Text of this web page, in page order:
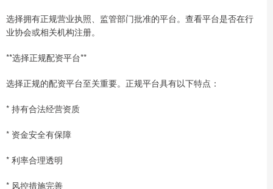
选择拥有正规营业执照、监管部门批准的平台。查看平台是否在行
业协会或相关机构注册。
**选择正规配资平台**
选择正规的配资平台至关重要。正规平台具有以下特点：
* 持有合法经营资质
* 资金安全有保障
* 利率合理透明
* 风控措施完善